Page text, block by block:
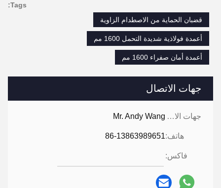
جهات الاتصال
جهات الاتصال: Mr. Andy Wang
هاتف:86-13863989651
فاكس:
Tags:
قضبان الحماية من الاصطدام الزاوية
أعمدة فولاذية شديدة التحمل 1600 مم
أعمدة أمان صفراء 1600 مم